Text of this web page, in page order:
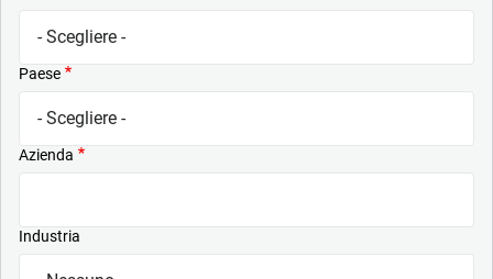
Paese
Azienda
Industria